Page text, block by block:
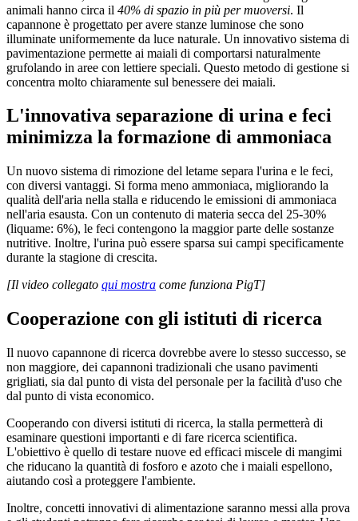
animali hanno circa il 40% di spazio in più per muoversi. Il
capannone è progettato per avere stanze luminose che sono
illuminate uniformemente da luce naturale. Un innovativo sistema di
pavimentazione permette ai maiali di comportarsi naturalmente
grufolando in aree con lettiere speciali. Questo metodo di gestione si
concentra molto chiaramente sul benessere dei maiali.
L'innovativa separazione di urina e feci
minimizza la formazione di ammoniaca
Un nuovo sistema di rimozione del letame separa l'urina e le feci,
con diversi vantaggi. Si forma meno ammoniaca, migliorando la
qualità dell'aria nella stalla e riducendo le emissioni di ammoniaca
nell'aria esausta. Con un contenuto di materia secca del 25-30%
(liquame: 6%), le feci contengono la maggior parte delle sostanze
nutritive. Inoltre, l'urina può essere sparsa sui campi specificamente
durante la stagione di crescita.
[Il video collegato qui mostra come funziona PigT]
Cooperazione con gli istituti di ricerca
Il nuovo capannone di ricerca dovrebbe avere lo stesso successo, se
non maggiore, dei capannoni tradizionali che usano pavimenti
grigliati, sia dal punto di vista del personale per la facilità d'uso che
dal punto di vista economico.
Cooperando con diversi istituti di ricerca, la stalla permetterà di
esaminare questioni importanti e di fare ricerca scientifica.
L'obiettivo è quello di testare nuove ed efficaci miscele di mangimi
che riducano la quantità di fosforo e azoto che i maiali espellono,
aiutando così a proteggere l'ambiente.
Inoltre, concetti innovativi di alimentazione saranno messi alla prova